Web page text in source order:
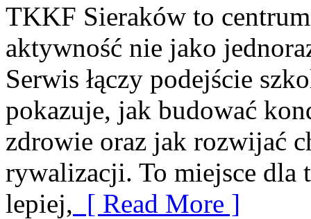
TKKF Sieraków to
aktywność nie jako
Serwis łączy podejście
pokazuje, jak budować
zdrowie oraz jak rozwijać
rywalizacji. To miejsce dla
lepiej, [ Read More ]